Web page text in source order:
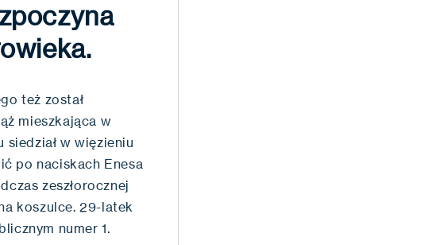
też został
mieszkająca w
w więzieniu
po naciskach Enesa
zeszłorocznej
koszulce. 29-latek
numer 1.